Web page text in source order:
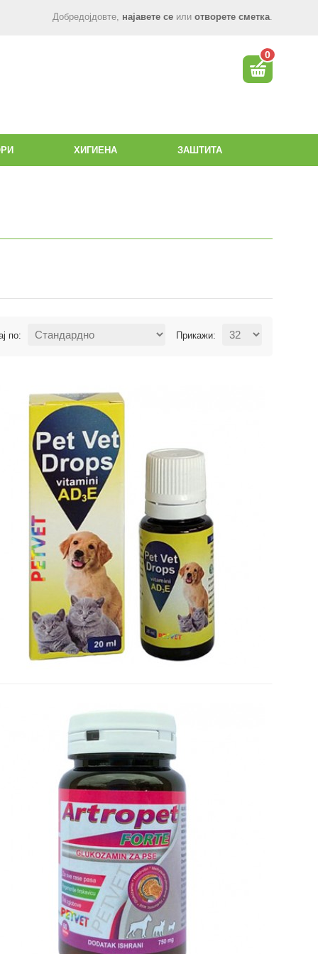
Добредојдовте, најавете се или отворете сметка.
0
ХИГИЕНА ЗАШТИТА
Прикажи:
по: